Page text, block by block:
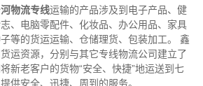
物流专线运输的产品涉及到电子产品、健
、电脑零配件、化妆品、办公用品、家具
等的货运运输、仓储理货、包装加工。 鑫
运资源，分别与其它专线物流公司建立了
新老客户的货物“安全、快捷”地运送到七
供安全、迅捷、周到的服务。